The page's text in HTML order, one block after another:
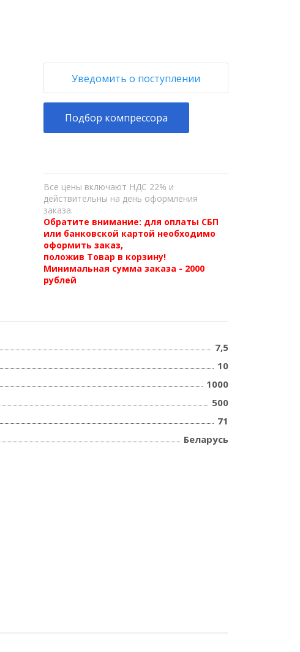
Уведомить о поступлении
Подбор компрессора
Все цены включают НДС 22% и
действительны на день оформления
заказа.
Обратите внимание: для оплаты СБП
или банковской картой необходимо
оформить заказ,
положив Товар в корзину!
Минимальная сумма заказа - 2000
рублей
7,5
10
1000
500
71
Беларусь